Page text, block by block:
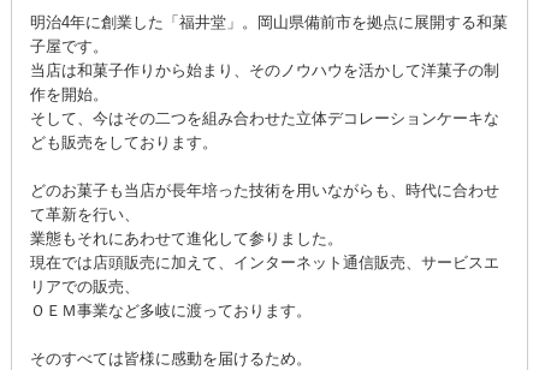
明治4年に創業した「福井堂」。岡山県備前市を拠点に展開する和菓
子屋です。
当店は和菓子作りから始まり、そのノウハウを活かして洋菓子の制
作を開始。
そして、今はその二つを組み合わせた立体デコレーションケーキな
ども販売をしております。
どのお菓子も当店が長年培った技術を用いながらも、時代に合わせ
て革新を行い、
業態もそれにあわせて進化して参りました。
現在では店頭販売に加えて、インターネット通信販売、サービスエ
リアでの販売、
ＯＥＭ事業など多岐に渡っております。
そのすべては皆様に感動を届けるため。